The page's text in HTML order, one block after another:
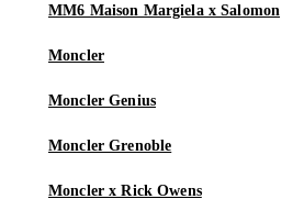
MM6 Maison Margiela x Salomon
Moncler
Moncler Genius
Moncler Grenoble
Moncler x Rick Owens